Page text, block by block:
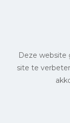
© Lyts
Website
Deze website
site te